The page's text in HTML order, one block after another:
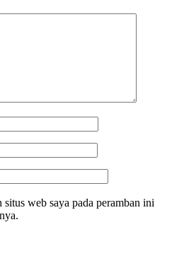
situs web saya pada peramban ini